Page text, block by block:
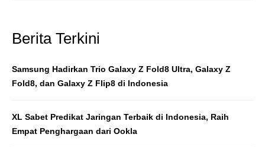
Berita Terkini
Samsung Hadirkan Trio Galaxy Z Fold8 Ultra, Galaxy Z
Fold8, dan Galaxy Z Flip8 di Indonesia
XL Sabet Predikat Jaringan Terbaik di Indonesia, Raih
Empat Penghargaan dari Ookla